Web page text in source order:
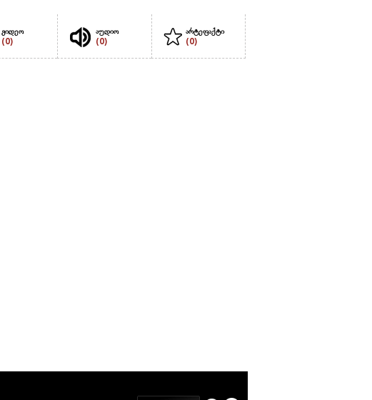
ვიდეო
(0)
აუდიო
(0)
არტეფაქტი
(0)